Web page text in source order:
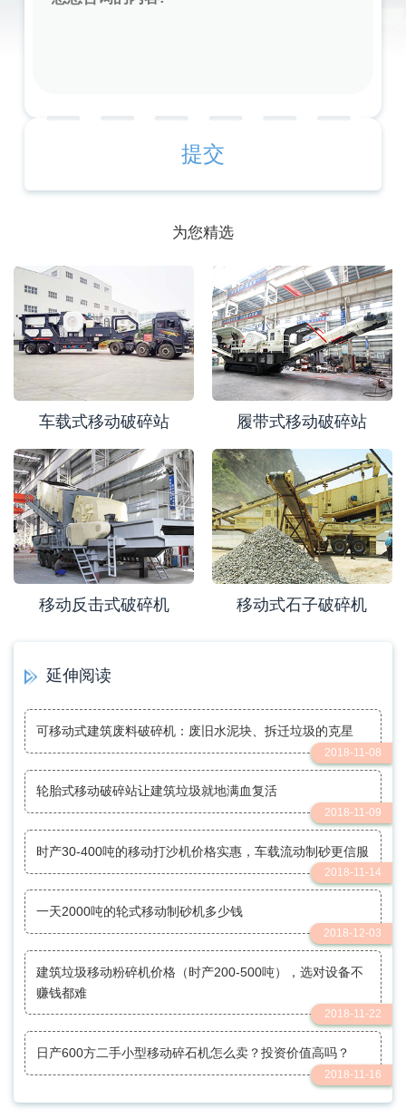
为您精选
车载式移动破碎站 履带式移动破碎站
移动反击式破碎机 移动式石子破碎机
延伸阅读
可移动式建筑废料破碎机：废旧水泥块、拆迁垃圾的克星
2018-11-08
轮胎式移动破碎站让建筑垃圾就地满血复活
2018-11-09
时产30-400吨的移动打沙机价格实惠，车载流动制砂更信服
2018-11-14
一天2000吨的轮式移动制砂机多少钱
2018-12-03
建筑垃圾移动粉碎机价格（时产200-500吨），选对设备不
赚钱都难
2018-11-22
日产600方二手小型移动碎石机怎么卖？投资价值高吗？
2018-11-16